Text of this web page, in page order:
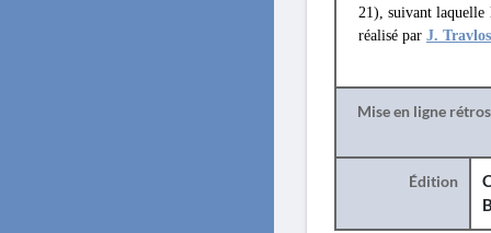
21), suivant laquelle
réalisé par J. Travlos
Mise en ligne
Édition